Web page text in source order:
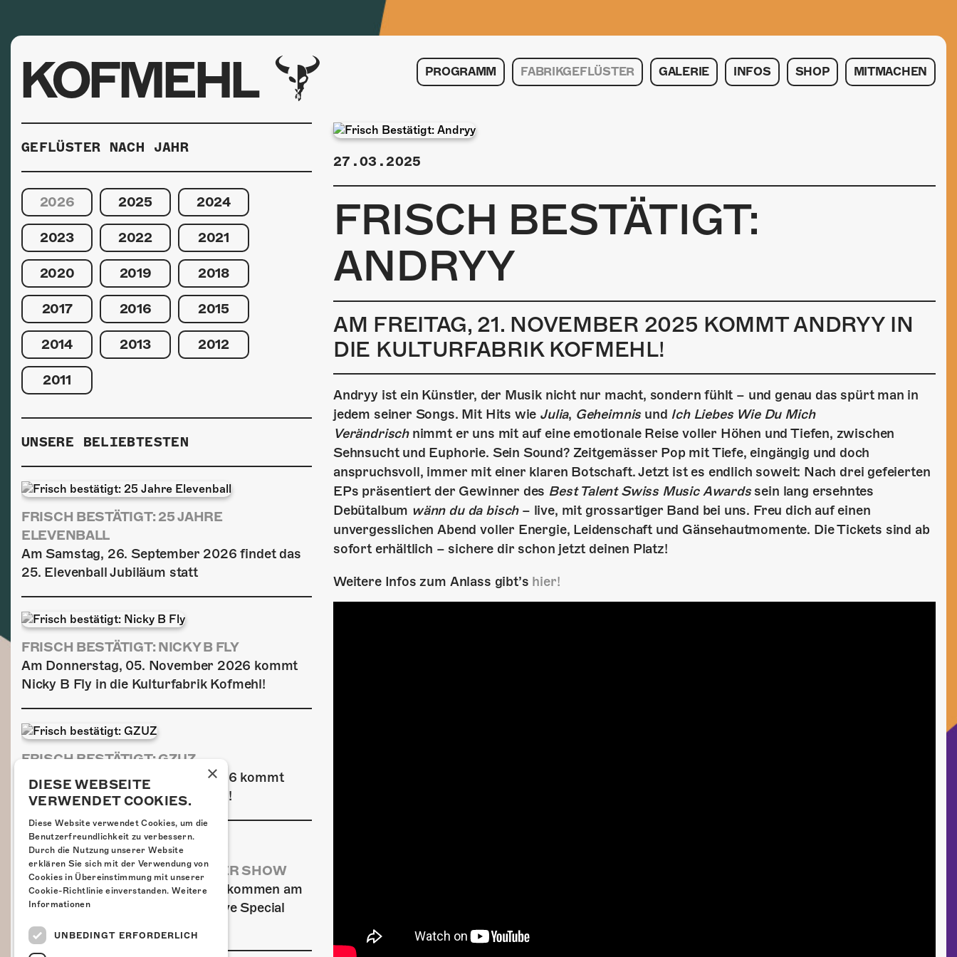
KOFMEHL PROGRAMM FABRIKGEFLÜSTER GALERIE INFOS SHOP MITMACHEN
27.03.2025
FRISCH BESTÄTIGT:
ANDRYY
AM FREITAG, 21. NOVEMBER 2025 KOMMT ANDRYY IN
DIE KULTURFABRIK KOFMEHL!
Andryy ist ein Künstler, der Musik nicht nur macht, sondern fühlt – und genau das spürt man in
jedem seiner Songs. Mit Hits wie Julia, Geheimnisund Ich Liebes Wie Du Mich
Verändrischnimmt er uns mit auf eine emotionale Reise voller Höhen und Tiefen, zwischen
Sehnsucht und Euphorie. Sein Sound? Zeitgemässer Pop mit Tiefe, eingängig und doch
anspruchsvoll, immer mit einer klaren Botschaft. Jetzt ist es endlich soweit: Nach drei gefeierten
EPs präsentiert der Gewinner des Best Talent Swiss Music Awardssein lang ersehntes
Debütalbum wänn du da bisch– live, mit grossartiger Band bei uns. Freu dich auf einen
unvergesslichen Abend voller Energie, Leidenschaft und Gänsehautmomente. Die Tickets sind ab
sofort erhältlich – sichere dir schon jetzt deinen Platz!
Weitere Infos zum Anlass gibt’s hier!
GEFLÜSTER NACH JAHR
2026 2025 2024
2023 2022 2021
2020 2019 2018
2017 2016 2015
2014 2013 2012
2011
UNSERE BELIEBTESTEN
FRISCH BESTÄTIGT: 25 JAHRE
ELEVENBALL
Am Samstag, 26. September 2026 findet das
25. Elevenball Jubiläum statt
FRISCH BESTÄTIGT: NICKY B FLY
Am Donnerstag, 05. November 2026 kommt
Nicky B Fly in die Kulturfabrik Kofmehl!
FRISCH BESTÄTIGT: GZUZ
Am Donnerstag, 29. Oktober 2026 kommt
GZUZ in die Kulturfabrik Kofmehl!
AIRBOURNE - SPECIAL SUMMER SHOW
Wow, das ist ein Ding! Airbourne kommen am
MI, 22. Juli 2026 für eine exklusive Special
Summer Show ins Kofmehl.
×
DIESE WEBSEITE
VERWENDET COOKIES.
Diese Website verwendet Cookies, um die
Benutzerfreundlichkeit zu verbessern.
Durch die Nutzung unserer Website
erklären Sie sich mit der Verwendung von
Cookies in Übereinstimmung mit unserer
Cookie-Richtlinie einverstanden. Weitere
Informationen
UNBEDINGT ERFORDERLICH